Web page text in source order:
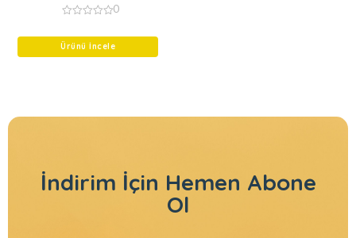
of
0
Ürünü İncele
İndirim İçin Hemen Abone
Ol